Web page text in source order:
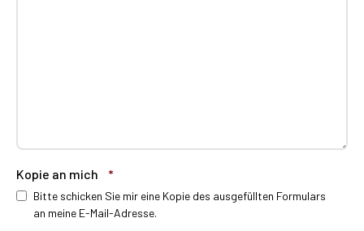
Kopie an mich *
Bitte schicken Sie mir eine Kopie des ausgefüllten Formulars
an meine E-Mail-Adresse.